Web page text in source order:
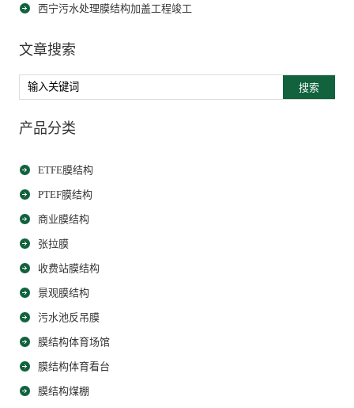
西宁污水处理膜结构加盖工程竣工
文章搜索
搜索
产品分类
ETFE膜结构
PTEF膜结构
商业膜结构
张拉膜
收费站膜结构
景观膜结构
污水池反吊膜
膜结构体育场馆
膜结构体育看台
膜结构煤棚